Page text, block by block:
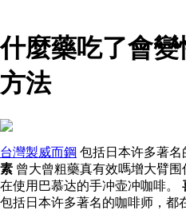
什麼藥吃了會
方法
台灣製威而鋼 包括日本许多著名
素 曾大曾粗藥真有效嗎增大臂
在使用巴慕达的手冲壶冲咖啡。
包括日本许多著名的咖啡师，都